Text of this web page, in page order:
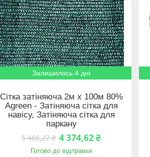
Залишилось 4 дні
Сітка затіняюча 2м х 100м 80%
Agreen - Затіняюча сітка для
навісу, Затіняюча сітка для
паркану
5 468,27 ₴ 4 374,62 ₴
Готово до відправки